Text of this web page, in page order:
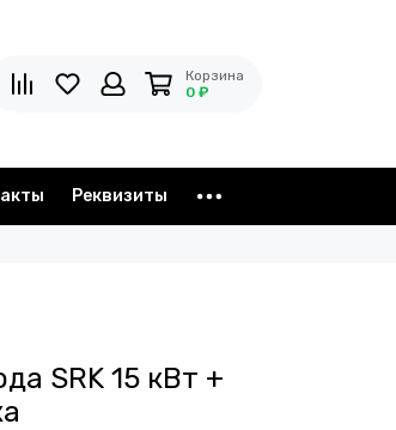
Корзина
0 ₽
Реквизиты
SRK 15 кВт +